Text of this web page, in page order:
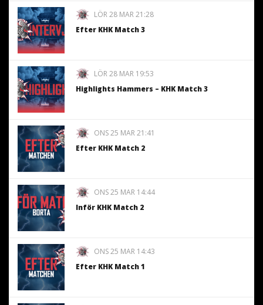
LÖR 28 MAR 21:28
Efter KHK Match 3
LÖR 28 MAR 19:53
Highlights Hammers – KHK Match 3
ONS 25 MAR 21:41
Efter KHK Match 2
ONS 25 MAR 14:44
Inför KHK Match 2
ONS 25 MAR 14:43
Efter KHK Match 1